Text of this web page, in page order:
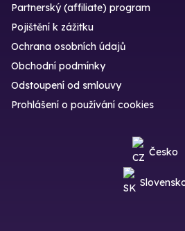
Partnerský (affiliate) program
Pojištění k zážitku
Ochrana osobních údajů
Obchodní podmínky
Odstoupení od smlouvy
Prohlášení o používání cookies
Česko